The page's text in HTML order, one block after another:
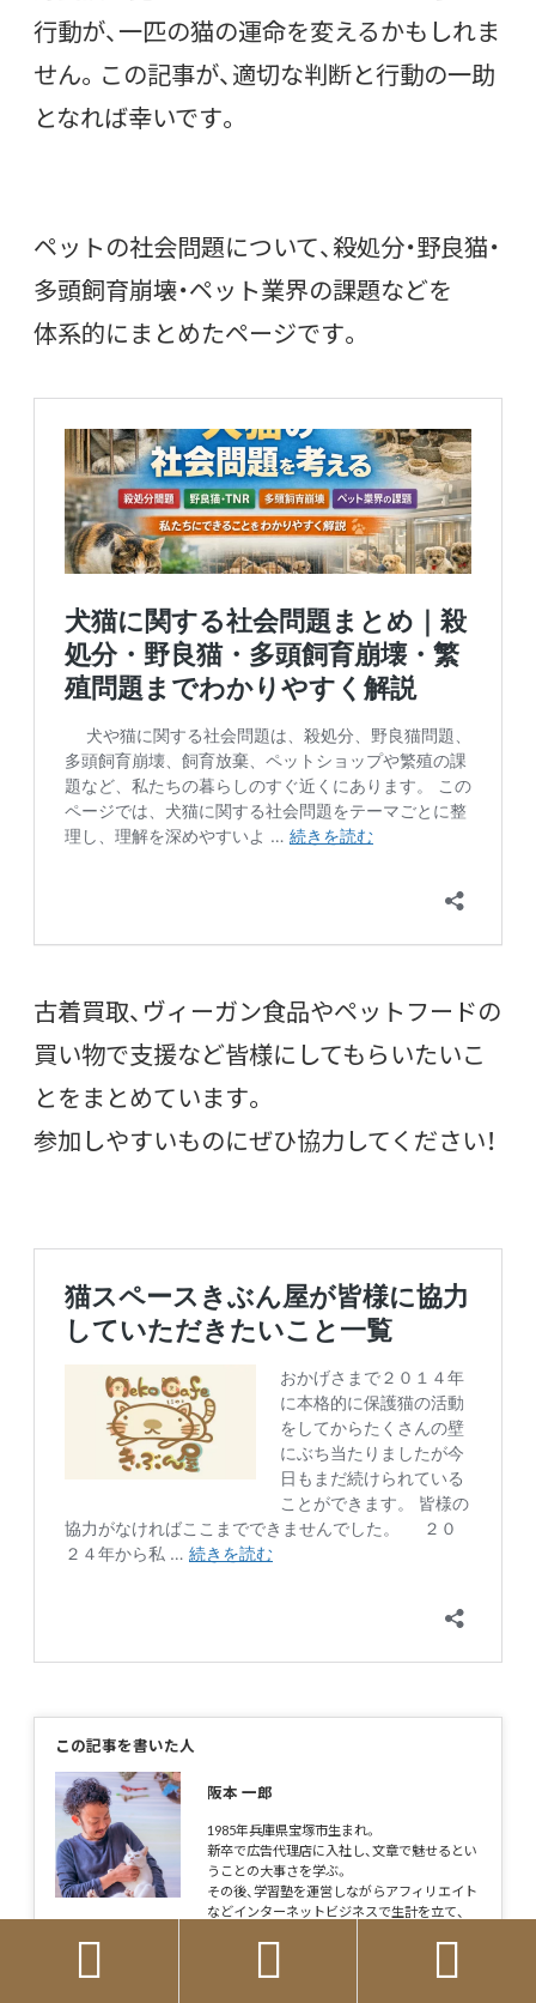
行動が、一匹の猫の運命を変えるかもしれま
せん。この記事が、適切な判断と行動の一助
となれば幸いです。
ペットの社会問題について、殺処分・野良猫・
多頭飼育崩壊・ペット業界の課題などを
体系的にまとめたページです。
古着買取、ヴィーガン食品やペットフードの
買い物で支援など皆様にしてもらいたいこ
とをまとめています。
参加しやすいものにぜひ協力してください！
この記事を書いた人
阪本 一郎
1985年兵庫県宝塚市生まれ。
新卒で広告代理店に入社し、文章で魅せるとい
うことの大事さを学ぶ。
その後、学習塾を運営しながらアフィリエイト
などインターネットビジネスで生計を立て、
ある日公園で捨てられていた猫を拾ってから、
自分の能力を動物のために使いたいと思うよ
  